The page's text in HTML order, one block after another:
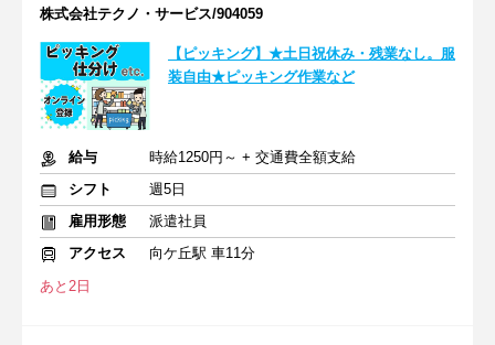
株式会社テクノ・サービス/904059
【ピッキング】★土日祝休み・残業なし。服
装自由★ピッキング作業など
給与
時給1250円～ + 交通費全額支給
シフト
週5日
雇用形態
派遣社員
アクセス
向ケ丘駅 車11分
あと2日